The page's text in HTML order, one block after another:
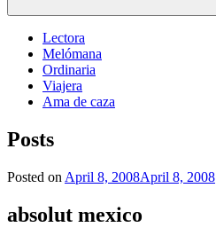
Lectora
Melómana
Ordinaria
Viajera
Ama de caza
Posts
Posted on April 8, 2008April 8, 2008
absolut mexico